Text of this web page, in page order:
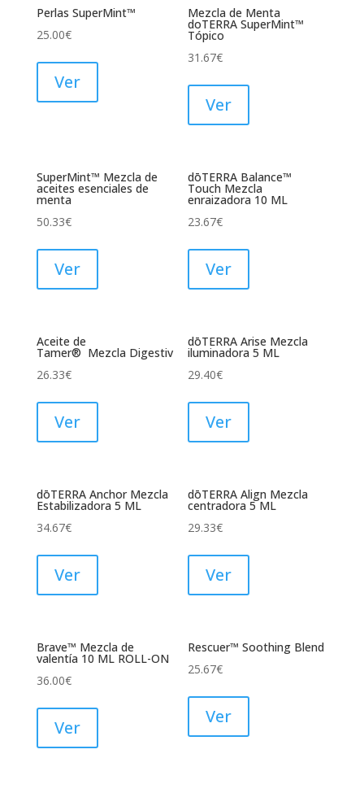
Perlas SuperMint™
25.00€
Ver
Mezcla de Menta
doTERRA SuperMint™
Tópico
31.67€
Ver
SuperMint™ Mezcla de
aceites esenciales de
menta
50.33€
Ver
dōTERRA Balance™
Touch Mezcla
enraizadora 10 ML
23.67€
Ver
Aceite de
Tamer® Mezcla Digestiv
26.33€
Ver
dōTERRA Arise Mezcla
iluminadora 5 ML
29.40€
Ver
dōTERRA Anchor Mezcla
Estabilizadora 5 ML
34.67€
Ver
dōTERRA Align Mezcla
centradora 5 ML
29.33€
Ver
Brave™ Mezcla de
valentía 10 ML ROLL-ON
36.00€
Ver
Rescuer™ Soothing Blend
25.67€
Ver